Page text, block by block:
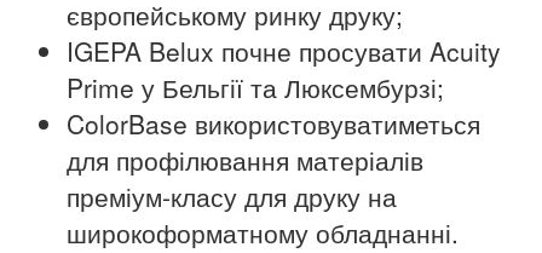
європейському ринку друку;
IGEPA Belux почне просувати Acuity
Prime у Бельгії та Люксембурзі;
ColorBase використовуватиметься
для профілювання матеріалів
преміум-класу для друку на
широкоформатному обладнанні.